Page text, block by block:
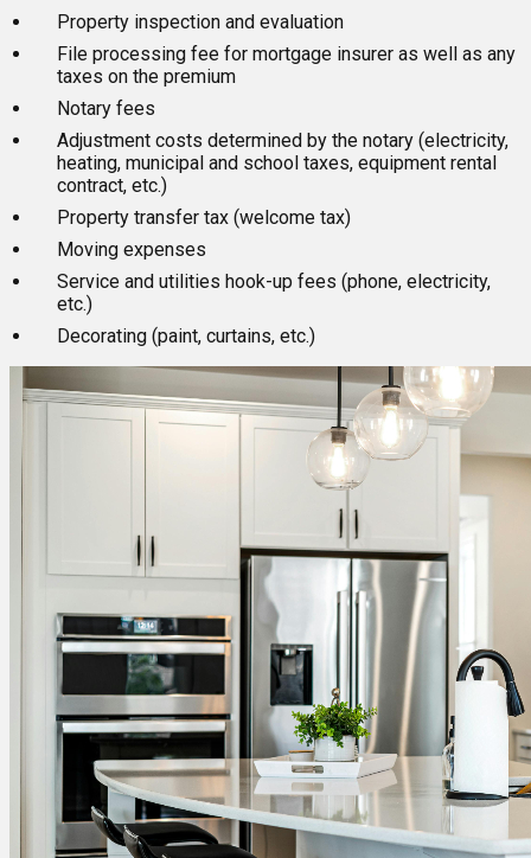
Property inspection and evaluation
File processing fee for mortgage insurer as well as any
taxes on the premium
Notary fees
Adjustment costs determined by the notary (electricity,
heating, municipal and school taxes, equipment rental
contract, etc.)
Property transfer tax (welcome tax)
Moving expenses
Service and utilities hook-up fees (phone, electricity,
etc.)
Decorating (paint, curtains, etc.)